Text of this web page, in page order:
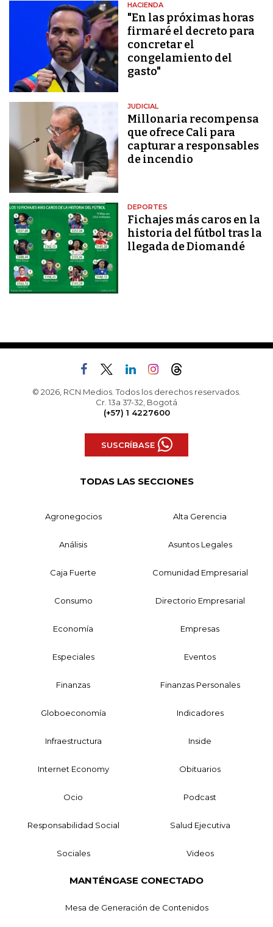
HACIENDA
"En las próximas horas
firmaré el decreto para
concretar el
congelamiento del
gasto"
JUDICIAL
Millonaria recompensa
que ofrece Cali para
capturar a responsables
de incendio
DEPORTES
Fichajes más caros en la
historia del fútbol tras la
llegada de Diomandé
© 2026, RCN Medios. Todos los derechos reservados.
Cr. 13a 37-32, Bogotá
(+57) 1 4227600
SUSCRÍBASE
TODAS LAS SECCIONES
Agronegocios Alta Gerencia
Análisis Asuntos Legales
Caja Fuerte Comunidad Empresarial
Consumo Directorio Empresarial
Economía Empresas
Especiales Eventos
Finanzas Finanzas Personales
Globoeconomía Indicadores
Infraestructura Inside
Internet Economy Obituarios
Ocio Podcast
Responsabilidad Social Salud Ejecutiva
Sociales Videos
MANTÉNGASE CONECTADO
Mesa de Generación de Contenidos